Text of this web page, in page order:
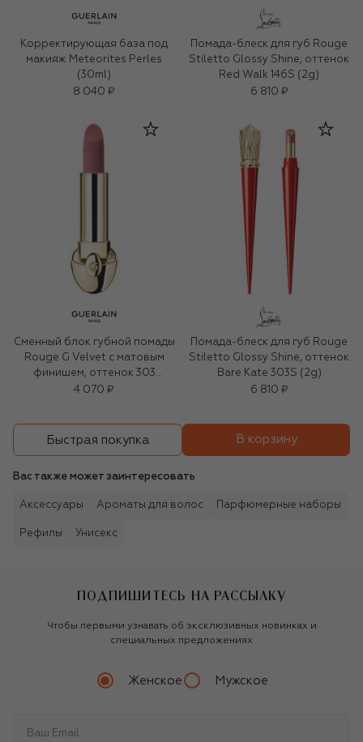
Корректирующая база под
макияж Meteorites Perles
(30ml)
8 040 ₽
Помада-блеск для губ Rouge
Stiletto Glossy Shine, оттенок
Red Walk 146S (2g)
6 810 ₽
Сменный блок губной помады
Rouge G Velvet с матовым
финишем, оттенок 303
Пионовая роза (3,5g)
4 070 ₽
Помада-блеск для губ Rouge
Stiletto Glossy Shine, оттенок
Bare Kate 303S (2g)
6 810 ₽
Быстрая покупка В корзину
Вас также может заинтересовать
Аксессуары Ароматы для волос Парфюмерные наборы
Рефилы Унисекс
ПОДПИШИТЕСЬ НА РАССЫЛКУ
Чтобы первыми узнавать об эксклюзивных новинках и
специальных предложениях
Женское Мужское